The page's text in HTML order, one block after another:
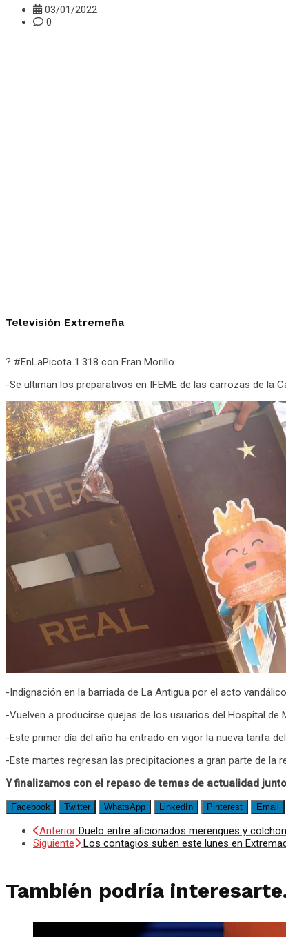
03/01/2022
0
Televisión Extremeña
? #EnLaPicota 1.318 con Fran Morillo
-Se ultiman los preparativos en IFEME de las carrozas de la
-Indignación en la barriada de La Antigua por el acto
-Vuelven a producirse quejas de los usuarios del Hospital
-Este primer día del año ha entrado en vigor la nueva tarifa
-Este martes regresan las precipitaciones a gran parte de la
Y finalizamos con el repaso de temas de actualidad
Facebook Twitter WhatsApp LinkedIn Pinterest Email
Anterior Duelo entre aficionados merengues y
Siguiente
Los contagios suben este lunes en
También podría